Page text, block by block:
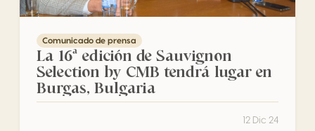
Comunicado de prensa
La 16ª edición de Sauvignon
Selection by CMB tendrá lugar en
Burgas, Bulgaria
12 Dic 24